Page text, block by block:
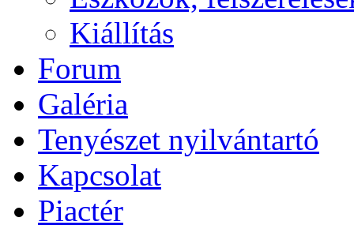
Kiállítás
Forum
Galéria
Tenyészet nyilvántartó
Kapcsolat
Piactér